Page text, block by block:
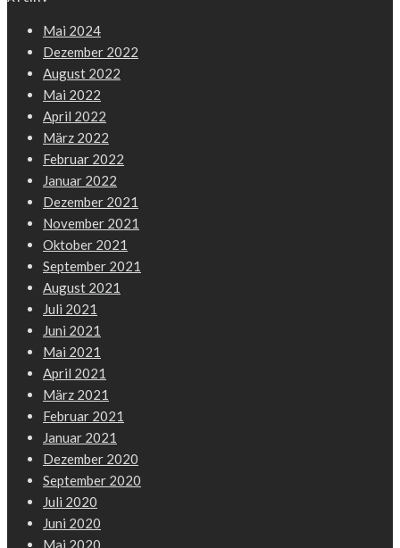
Mai 2024
Dezember 2022
August 2022
Mai 2022
April 2022
März 2022
Februar 2022
Januar 2022
Dezember 2021
November 2021
Oktober 2021
September 2021
August 2021
Juli 2021
Juni 2021
Mai 2021
April 2021
März 2021
Februar 2021
Januar 2021
Dezember 2020
September 2020
Juli 2020
Juni 2020
Mai 2020